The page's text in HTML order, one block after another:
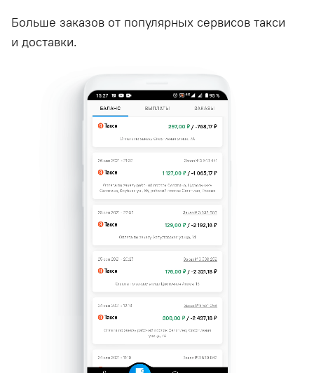
Больше заказов от популярных сервисов такси
и доставки.